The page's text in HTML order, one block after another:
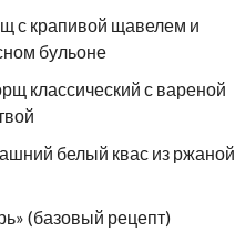
с крапивой щавелем и
бульоне
классический с вареной
белый квас из ржаной
(базовый рецепт)